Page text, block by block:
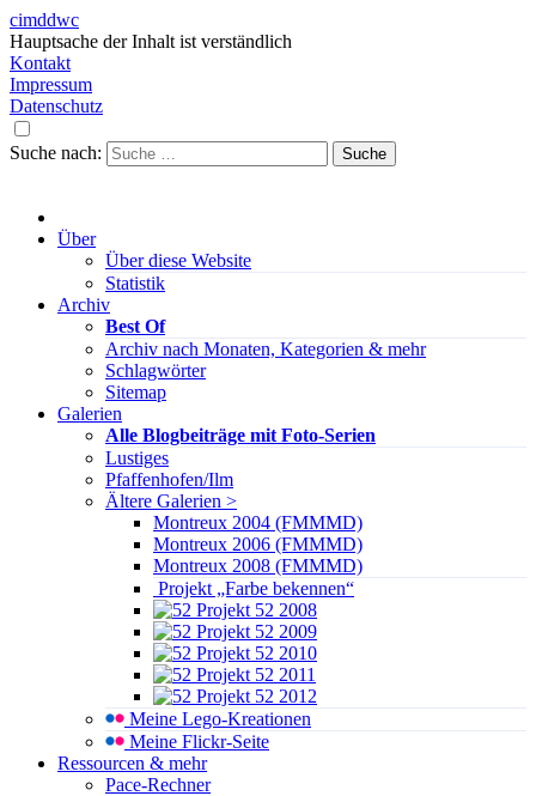
cimddwc
Hauptsache der Inhalt ist verständlich
Kontakt
Impressum
Datenschutz
Suche nach:
Über
Über diese Website
Statistik
Archiv
Best Of
Archiv nach Monaten, Kategorien & mehr
Schlagwörter
Sitemap
Galerien
Alle Blogbeiträge mit Foto-Serien
Lustiges
Pfaffenhofen/Ilm
Ältere Galerien >
Montreux 2004 (FMMMD)
Montreux 2006 (FMMMD)
Montreux 2008 (FMMMD)
Projekt „Farbe bekennen“
Projekt 52 2008
Projekt 52 2009
Projekt 52 2010
Projekt 52 2011
Projekt 52 2012
Meine Lego-Kreationen
Meine Flickr-Seite
Ressourcen & mehr
Pace-Rechner